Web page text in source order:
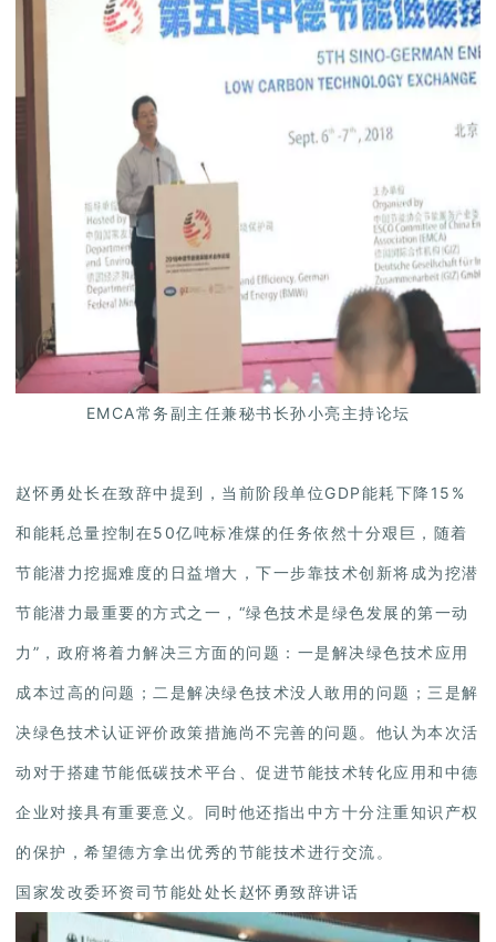
EMCA常务副主任兼秘书长孙小亮主持论坛
赵怀勇处长在致辞中提到，当前阶段单位GDP能耗下降15%
和能耗总量控制在50亿吨标准煤的任务依然十分艰巨，随着
节能潜力挖掘难度的日益增大，下一步靠技术创新将成为挖潜
节能潜力最重要的方式之一，“绿色技术是绿色发展的第一动
力”，政府将着力解决三方面的问题：一是解决绿色技术应用
成本过高的问题；二是解决绿色技术没人敢用的问题；三是解
决绿色技术认证评价政策措施尚不完善的问题。他认为本次活
动对于搭建节能低碳技术平台、促进节能技术转化应用和中德
企业对接具有重要意义。同时他还指出中方十分注重知识产权
的保护，希望德方拿出优秀的节能技术进行交流。
国家发改委环资司节能处处长赵怀勇致辞讲话